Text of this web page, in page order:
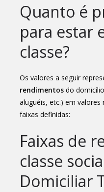
Quanto é
para estar
classe?
Os valores a seguir
rendimentos do
aluguéis, etc.) em valores
faixas definidas:
Faixas de
classe
Domiciliar